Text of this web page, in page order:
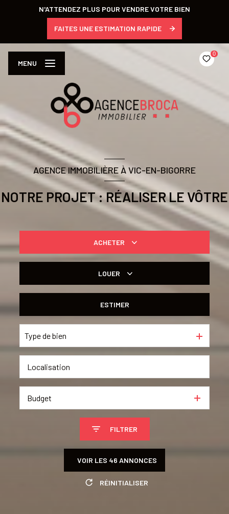
N'ATTENDEZ PLUS POUR VENDRE VOTRE BIEN
FAITES UNE ESTIMATION RAPIDE
0
MENU
AGENCE IMMOBILIÈRE À VIC-EN-BIGORRE
NOTRE PROJET : RÉALISER LE VÔTRE
ACHETER
LOUER
De l'immo pro
ESTIMER
Type de bien
Budget
FILTRER
VOIR LES 46 ANNONCES
RÉINITIALISER